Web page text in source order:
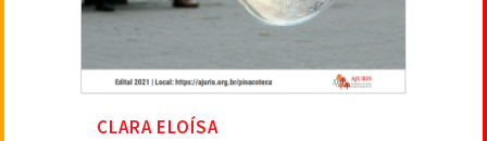
CLARA ELOÍSA